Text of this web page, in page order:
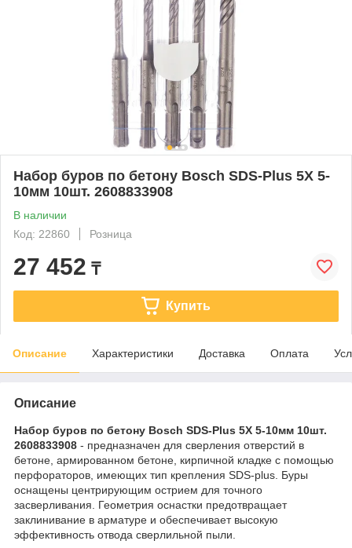
Набор буров по бетону Bosch SDS-Plus 5X 5-
10мм 10шт. 2608833908
В наличии
Код: 22860
Розница
27 452 ₸
Купить
Описание Характеристики Доставка Оплата
Описание
Набор буров по бетону Bosch SDS-Plus 5X 5-10мм 10шт.
2608833908 - предназначен для сверления отверстий в
бетоне, армированном бетоне, кирпичной кладке с помощью
перфораторов, имеющих тип крепления SDS-plus. Буры
оснащены центрирующим острием для точного
засверливания. Геометрия оснастки предотвращает
заклинивание в арматуре и обеспечивает высокую
эффективность отвода сверлильной пыли.